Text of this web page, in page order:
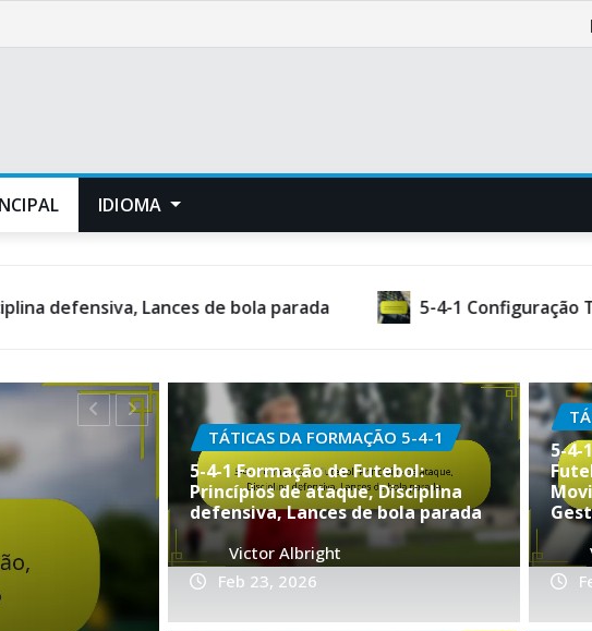
IDIOMA
Lances de bola parada 5-4-1 Configuração Tática de
TÁTICAS DA FORMAÇÃO 5-4-1
5-4-1 Formação de Futebol:
Princípios de ataque, Disciplina
defensiva, Lances de bola parada
Victor Albright
Feb 23, 2026
5-4-